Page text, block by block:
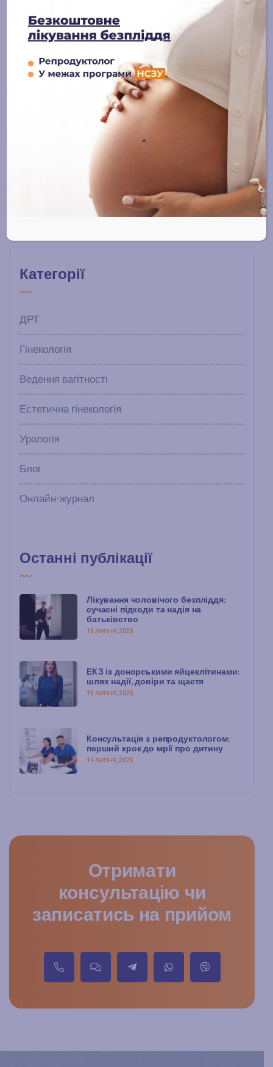
огляду, наявних захворювань та факторів ризику.
Найчастіше призначаються УЗД
органів малого тазу,
УЗД молочних залоз, рідинна цитологія.
Обов’ язково відвідуйте своєчасно фахівців, адже це
запорука вашого здоров’я та гарного самопочуття.
Категорії
ДРТ
Гінекологія
Ведення вагітності
Естетична гінекологія
Урологія
Блог
Онлайн-журнал
Останні публікації
Лікування чоловічого безпліддя:
сучасні підходи та надія на
батьківство
15 ЛИПНЯ, 2025
ЕКЗ із донорськими яйцеклітинами:
шлях надії, довіри та щастя
15 ЛИПНЯ, 2025
Консультація з репродуктологом:
перший крок до мрії про дитину
14 ЛИПНЯ, 2025
Отримати
консультацію чи
записатись на прийом